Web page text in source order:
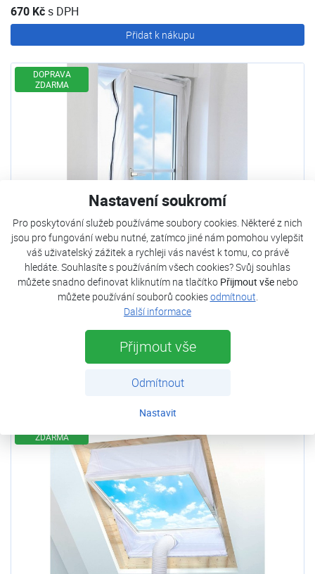
Nastavení soukromí
Pro poskytování služeb používáme soubory cookies. Některé z nich
jsou pro fungování webu nutné, zatímco jiné nám pomohou vylepšit
váš uživatelský zážitek a rychleji vás navést k tomu, co právě
hledáte. Souhlasíte s používáním všech cookies? Svůj souhlas
můžete snadno definovat kliknutím na tlačítko Přijmout všenebo
můžete používání souborů cookiesodmítnout.
Další informace
Přijmout vše
Odmítnout
Nastavit
670 Kčs DPH
Přidat k nákupu
DOPRAVA
ZDARMA
REFREDO Těsnění do oken k mobilním
klimatizacím
Přidat k nákupu
ZDARMA